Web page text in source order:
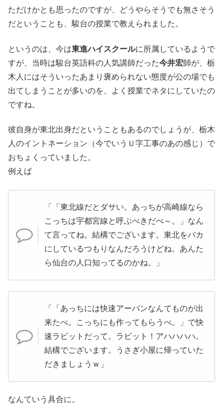
ただけかとも思ったのですが、どうやらそうでも無さそう
だということも、駿台の授業で教えられました。
というのは、今は東進ハイスクールに所属しているようで
すが、当時は駿台英語科の人気講師だった今井宏師が、栃
木人にはそういったあまり褒められない態度が公の場でも
出てしまうことが多いのを、よく授業でネタにしていたの
ですね。
彼自身が東北出身だということもあるのでしょうが、栃木
人のイントネーション（今でいうＵ字工事のあの感じ）で
おちょくっていました。
例えば
「「東北線だとダサい。あっちが高崎線なら
こっちは宇都宮線と呼ぶべきだべ～。」なん
て言ってね。結構でございます。東北をバカ
にしているつもりなんだろうけどね。あんた
ら仙台の人口知ってるのかね。」
「「あっちには快速アーバンなんてものが出
来たべ。こっちにも作ってもらうべ。」で快
速ラビットだって。ラビット！アハハハハ。
結構でございます。うさぎ小屋に帰っていた
だきましょうｗ」
なんていう具合に。